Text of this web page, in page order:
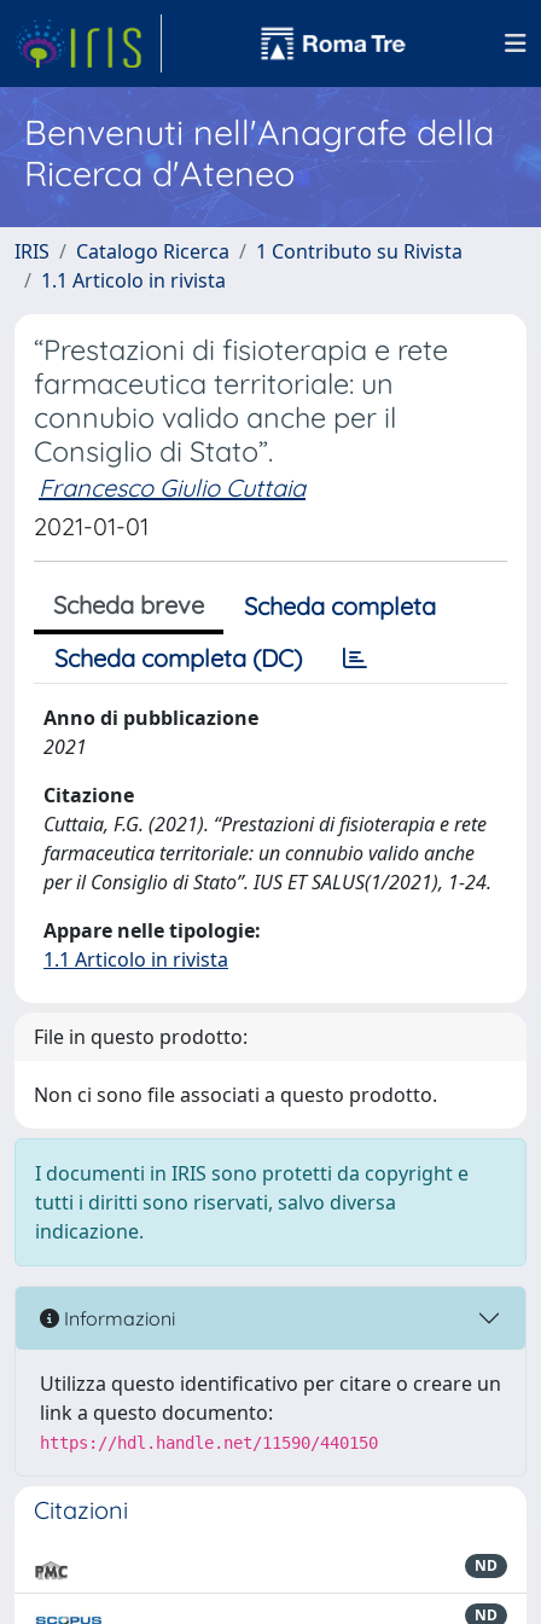
Benvenuti nell'Anagrafe della
Ricerca d'Ateneo
IRIS Catalogo Ricerca
1 Contributo su Rivista
1.1 Articolo in rivista
“Prestazioni di fisioterapia e rete
farmaceutica territoriale: un
connubio valido anche per il
Consiglio di Stato”.
Francesco Giulio Cuttaia
2021-01-01
Scheda breve
Scheda completa
Scheda completa (DC)
Anno di pubblicazione
2021
Citazione
Cuttaia, F.G. (2021). “Prestazioni di fisioterapia e rete
farmaceutica territoriale: un connubio valido anche
per il Consiglio di Stato”. IUS ET SALUS(1/2021), 1-24.
Appare nelle tipologie:
1.1 Articolo in rivista
File in questo prodotto:
Non ci sono file associati a questo prodotto.
I documenti in IRIS sono protetti da copyright e
tutti i diritti sono riservati, salvo diversa
indicazione.
Informazioni
Utilizza questo identificativo per citare o creare un
link a questo documento:
https://hdl.handle.net/11590/440150
Citazioni
ND
ND